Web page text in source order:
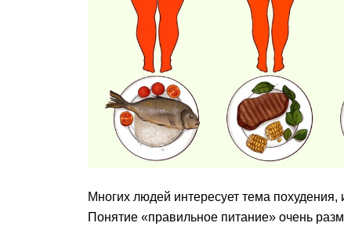
Многих людей интересует тема
Понятие «правильное питание» очень